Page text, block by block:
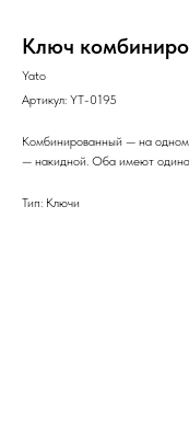
Ключ
Yato
Артикул: YT-0195
Комбинированный — на одном
— накидной. Оба имеют
Тип: Ключи